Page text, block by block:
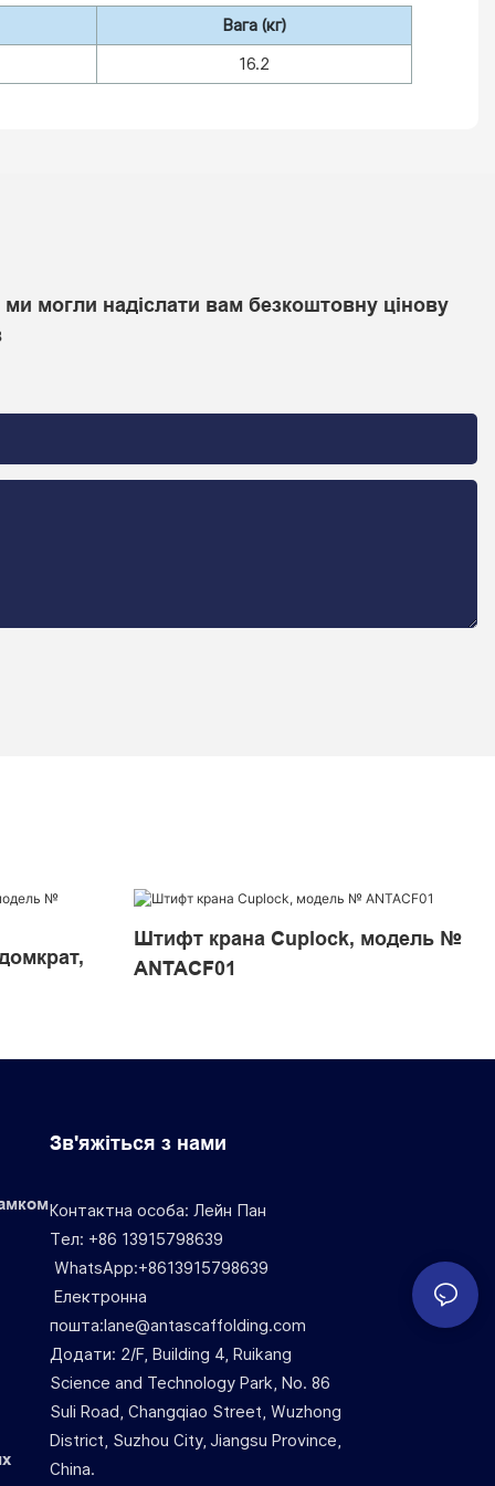
Вага (кг)
16.2
могли надіслати вам безкоштовну цінову
Штифт крана Cuplock, модель №
ANTACF01
Зв'яжіться з нами
Контактна особа: Лейн Пан
Тел: +86 13915798639
WhatsApp:+8613915798639
Електронна
пошта:lane@antascaffolding.com
Додати: 2/F, Building 4, Ruikang
Science and Technology Park, No. 86
Suli Road, Changqiao Street, Wuzhong
District, Suzhou City, Jiangsu Province,
China.